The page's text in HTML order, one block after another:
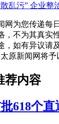
乱污” 企业整
网为您传递每
，不为其真实
，如有异议请
原新闻网将予
荐内容
618个